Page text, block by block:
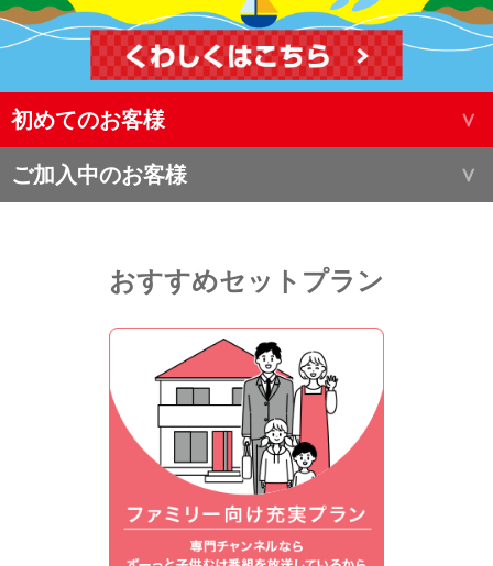
初めてのお客様
ご加入中のお客様
おすすめセットプラン